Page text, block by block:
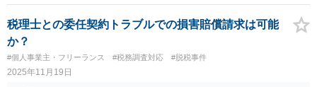
いる部分についてはどうしようもありません。懲戒処分を受けるリス
クを負ってまで今後続けるのかどうかは慎重に判断されてください。
税理士との委任契約トラブルでの損害賠償請求は可能
か？
#個人事業主・フリーランス #税務調査対応 #脱税事件
2025年11月19日